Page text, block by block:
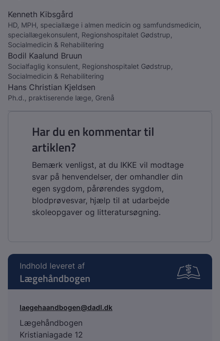
Kenneth Kibsgård
HD, MPH, speciallæge i almen medicin og samfundsmedicin,
speciallægekonsulent, Regionshospitalet Gødstrup,
Socialmedicin & Rehabilitering
Bodil Kaalund Bruun
Socialfaglig konsulent, Regionshospitalet Gødstrup,
Socialmedicin & Rehabilitering
Hans Christian Kjeldsen
Ph.d., praktiserende læge, Grenå
Har du en kommentar til
artiklen?
Bemærk venligst, at du IKKE vil modtage
svar på henvendelser, der omhandler din
egen sygdom, pårørendes sygdom,
blodprøvesvar, hjælp til at udarbejde
skoleopgaver og litteratursøgning.
Indhold leveret af
Lægehåndbogen
laegehaandbogen@dadl.dk
Lægehåndbogen
Kristianiagade 12